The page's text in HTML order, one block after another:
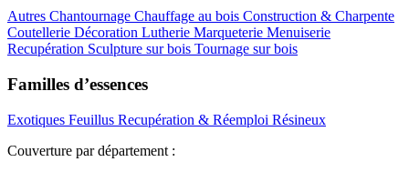
Autres Chantournage Chauffage au bois Construction & Charpente
Coutellerie Décoration Lutherie Marqueterie Menuiserie
Recupération Sculpture sur bois Tournage sur bois
Familles d’essences
Exotiques Feuillus Recupération & Réemploi Résineux
Couverture par département :